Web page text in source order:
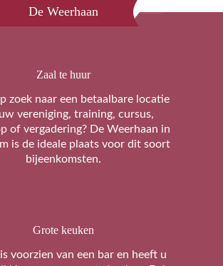
De Weerhaan
Zaal te huur
zoek naar een betaalbare locatie
vereniging, training, cursus,
of vergadering? De Weerhaan in
is de ideale plaats voor dit soort
bijeenkomsten.
Grote keuken
is voorzien van een bar en heeft u